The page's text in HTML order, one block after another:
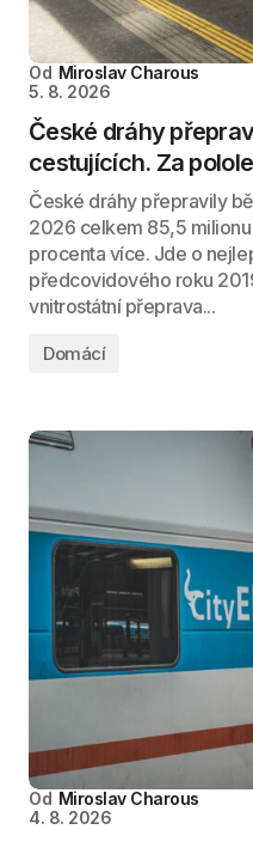
Od Miroslav Charous
5. 8. 2026
České dráhy
cestujících. Za
České dráhy přepravily
2026 celkem 85,5
procenta více. Jde o
předcovidového roku
vnitrostátní přeprava...
Domácí
Od Miroslav Charous
4. 8. 2026